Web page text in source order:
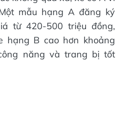
mẫu hạng A đăng ký
từ 420-500 triệu đồng,
hạng B cao hơn khoảng
năng và trang bị tốt